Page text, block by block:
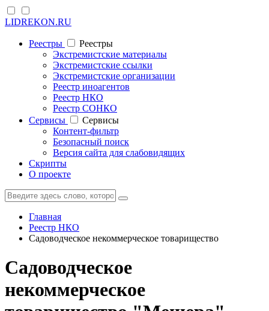
LIDREKON.RU
Реестры
Реестры
Экстремистские материалы
Экстремистские ссылки
Экстремистские организации
Реестр иноагентов
Реестр НКО
Реестр СОНКО
Cервисы
Cервисы
Контент-фильтр
Безопасный поиск
Версия сайта для слабовидящих
Скрипты
О проекте
Главная
Реестр НКО
Садоводческое некоммерческое товарищество
Садоводческое
некоммерческое